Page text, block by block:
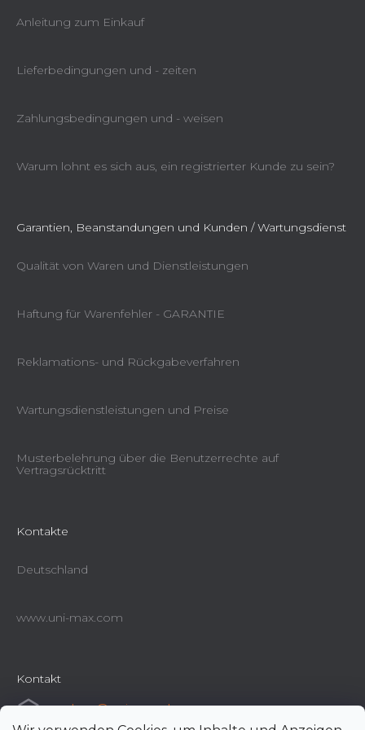
Anleitung zum Einkauf
Lieferbedingungen und - zeiten
Zahlungsbedingungen und - weisen
Warum lohnt es sich aus, ein registrierter Kunde zu sein?
Garantien, Beanstandungen und Kunden / Wartungsdienst
Qualität von Waren und Dienstleistungen
Haftung für Warenfehler - GARANTIE
Reklamations- und Rückgabeverfahren
Wartungsdienstleistungen und Preise
Musterbelehrung über die Benutzerrechte auf
Vertragsrücktritt
Kontakte
Deutschland
www.uni-max.com
Kontakt
e-shop@uni-max.de